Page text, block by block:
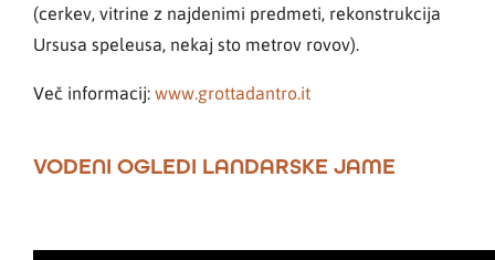
(cerkev, vitrine z najdenimi predmeti, rekonstrukcija
Ursusa speleusa, nekaj sto metrov rovov).
Več informacij:www.grottadantro.it
VODENI OGLEDI LANDARSKE JAME